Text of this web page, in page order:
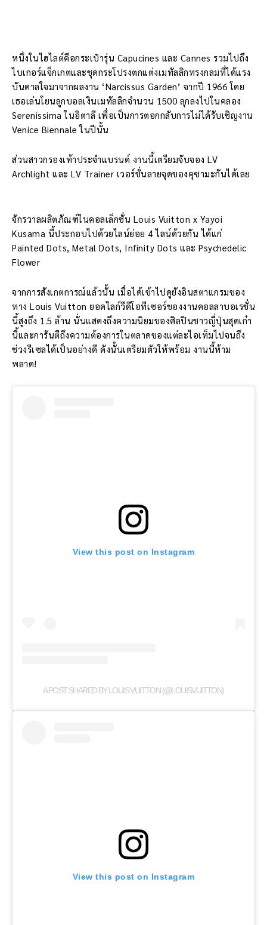
หนึ่งในไฮไลต์คือกระเป๋ารุ่น Capucines และ Cannes รวมไปถึง
ไบเกอร์แจ็กเกตและชุดกระโปรงตกแต่งเมทัลลิกทรงกลมที่ได้แรง
บันดาลใจมาจากผลงาน ‘Narcissus Garden’ จากปี 1966 โดย
เธอเล่นโยนลูกบอลเงินเมทัลลิกจำนวน 1500 ลุกลงไปในคลอง
Serenissima ในอิตาลี เพื่อเป็นการตอกกลับการไม่ได้รับเชิญงาน
Venice Biennale ในปีนั้น
ส่วนสาวกรองเท้าประจำแบรนด์ งานนี้เตรียมจับจอง LV
Archlight และ LV Trainer เวอร์ชั่นลายจุดของคุซามะกันได้เลย
จักรวาลผลิตภัณฑ์ในคอลเล็กชั่น Louis Vuitton x Yayoi
Kusama นี้ประกอบไปด้วยไลน์ย่อย 4 ไลน์ด้วยกัน ได้แก่
Painted Dots, Metal Dots, Infinity Dots และ Psychedelic
Flower
จากการสังเกตการณ์แล้วนั้น เมื่อได้เข้าไปดูยังอินสตาแกรมของ
ทาง Louis Vuitton ยอดไลก์วีดีโอทีเซอร์ของงานคอลลาบอเรชั่น
นี้สูงถึง 1.5 ล้าน นั่นแสดงถึงความนิยมของศิลปินชาวญี่ปุ่นสุดเก๋า
นี้และการันตีถึงความต้องการในตลาดของแต่ละไอเท็มไปจนถึง
ช่วงรีเซลได้เป็นอย่างดี ดังนั้นเตรียมตัวให้พร้อม งานนี้ห้าม
พลาด!
View this post on Instagram
A POST SHARED BY LOUIS VUITTON (@LOUISVUITTON)
View this post on Instagram